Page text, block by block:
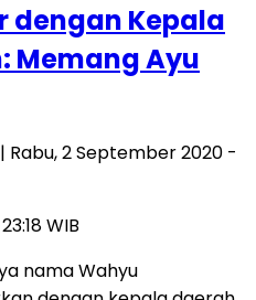
dengan Kepala
Memang Ayu
| Rabu, 2 September 2020 -
WIB
nama Wahyu